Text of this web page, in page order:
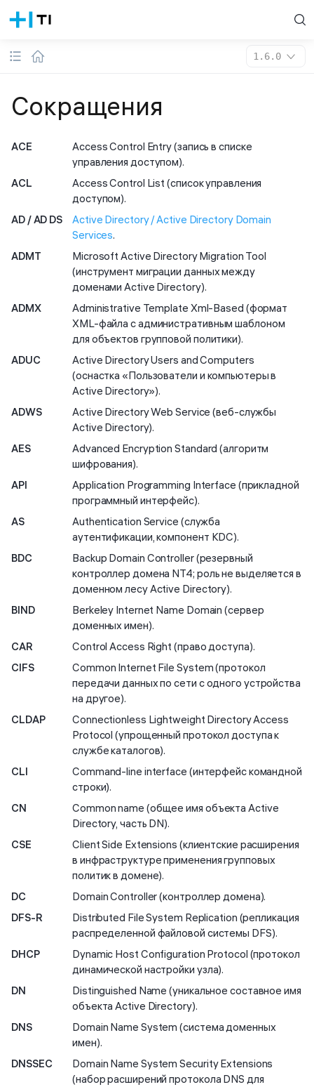
1.6.0
Сокращения
ACE
Access Control Entry (запись в списке
управления доступом).
ACL
Access Control List (список управления
доступом).
AD / AD DS
Active Directory / Active Directory Domain
Services.
ADMT
Microsoft Active Directory Migration Tool
(инструмент миграции данных между
доменами Active Directory).
ADMX
Administrative Template Xml-Based (формат
XML-файла с административным шаблоном
для объектов групповой политики).
ADUC
Active Directory Users and Computers
(оснастка «Пользователи и компьютеры в
Active Directory»).
ADWS
Active Directory Web Service (веб-службы
Active Directory).
AES
Advanced Encryption Standard (алгоритм
шифрования).
API
Application Programming Interface (прикладной
программный интерфейс).
AS
Authentication Service (служба
аутентификации, компонент KDC).
BDC
Backup Domain Controller (резервный
контроллер домена NT4; роль не выделяется в
доменном лесу Active Directory).
BIND
Berkeley Internet Name Domain (сервер
доменных имен).
CAR
Control Access Right (право доступа).
CIFS
Common Internet File System (протокол
передачи данных по сети с одного устройства
на другое).
CLDAP
Connectionless Lightweight Directory Access
Protocol (упрощенный протокол доступа к
службе каталогов).
CLI
Command-line interface (интерфейс командной
строки).
CN
Common name (общее имя объекта Active
Directory, часть DN).
СSE
Client Side Extensions (клиентские расширения
в инфраструктуре применения групповых
политик в домене).
DC
Domain Controller (контроллер домена).
DFS-R
Distributed File System Replication (репликация
распределенной файловой системы DFS).
DHCP
Dynamic Host Configuration Protocol (протокол
динамической настройки узла).
DN
Distinguished Name (уникальное составное имя
объекта Active Directory).
DNS
Domain Name System (система доменных
имен).
DNSSEC
Domain Name System Security Extensions
(набор расширений протокола DNS для